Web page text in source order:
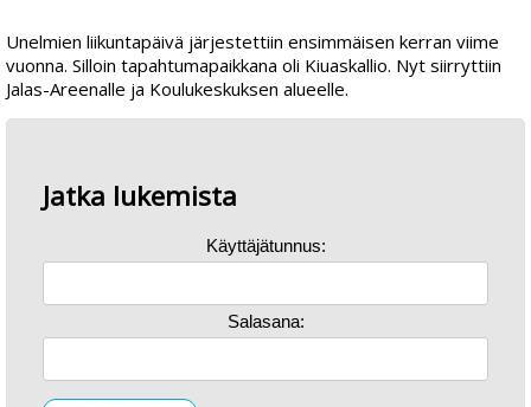
Unelmien liikuntapäivä järjestettiin ensimmäisen kerran viime
vuonna. Silloin tapahtumapaikkana oli Kiuaskallio. Nyt siirryttiin
Jalas-Areenalle ja Koulukeskuksen alueelle.
Jatka lukemista
Käyttäjätunnus:
Salasana: